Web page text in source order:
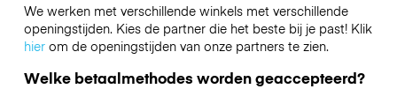
We werken met verschillende winkels met verschillende
openingstijden. Kies de partner die het beste bij je past! Klik
hierom de openingstijden van onze partners te zien.
Welke betaalmethodes worden geaccepteerd?